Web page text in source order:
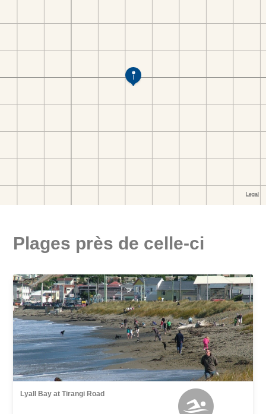
Plages près de celle-ci
Lyall Bay at Tirangi Road